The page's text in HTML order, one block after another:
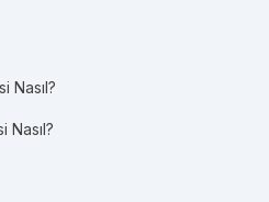
Nasıl?
Nasıl?